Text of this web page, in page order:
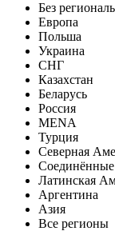
Без
Европа
Польша
Украина
СНГ
Казахстан
Беларусь
Россия
MENA
Турция
Северная
Латинская
Аргентина
Азия
Все регионы